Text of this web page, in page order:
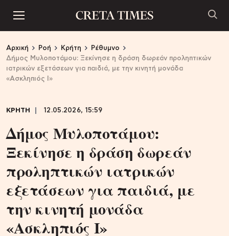
Αρχική Ροή Κρήτη
Ρέθυμνο
Δήμος Μυλοποτάμου: Ξεκίνησε η δράση δωρεάν προληπτικών
ιατρικών εξετάσεων για παιδιά, με την κινητή μονάδα
«Ασκληπιός Ι»
ΚΡΗΤΗ 12.05.2026, 15:59
Δήμος Μυλοποτάμου:
Ξεκίνησε η δράση δωρεάν
προληπτικών ιατρικών
εξετάσεων για παιδιά, με
την κινητή μονάδα
«Ασκληπιός Ι»